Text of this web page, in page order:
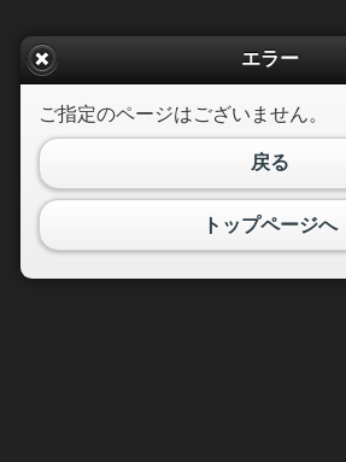
エラー
ご指定のページはございません。
戻る
トップページへ